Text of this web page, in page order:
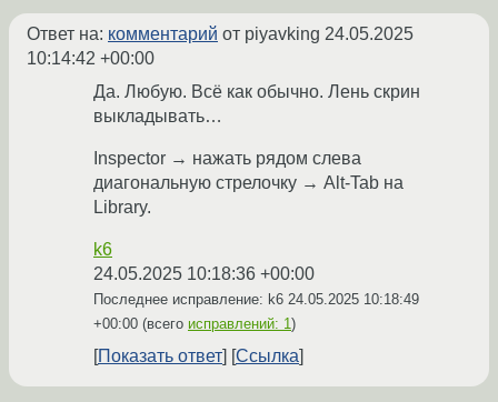
Ответ на: комментарий от piyavking 24.05.2025
10:14:42 +00:00
Да. Любую. Всё как обычно. Лень скрин
выкладывать…
Inspector → нажать рядом слева
диагональную стрелочку → Alt-Tab на
Library.
k6
24.05.2025 10:18:36 +00:00
Последнее исправление: k6 24.05.2025 10:18:49
+00:00 (всего исправлений: 1)
Показать ответ Ссылка